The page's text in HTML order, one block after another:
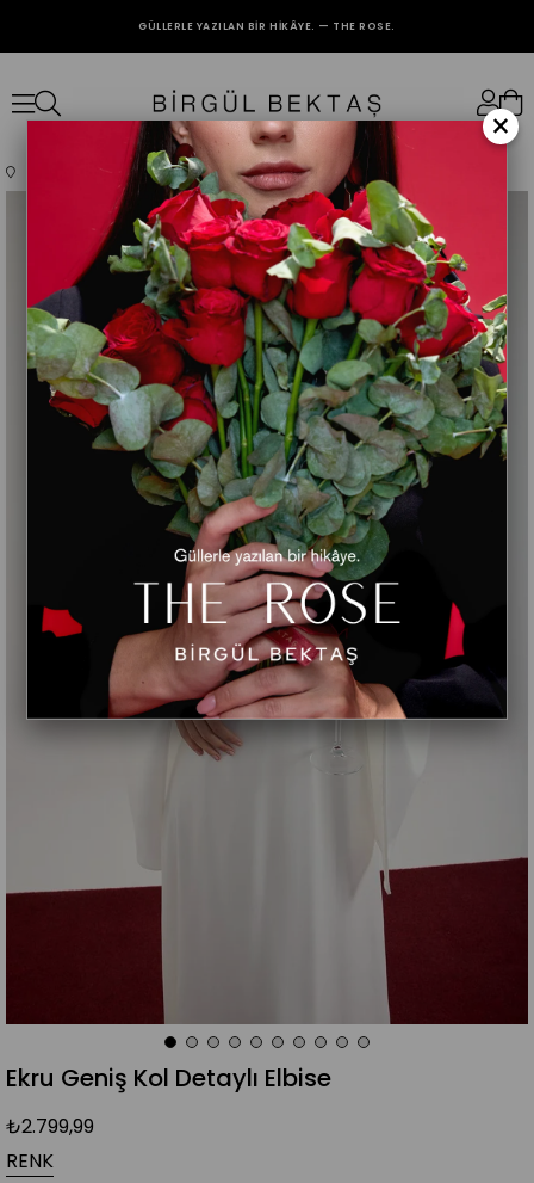
GÜLLERLE YAZILAN BIR HIKÂYE. — THE ROSE.
Giyim Üst Giyim Abiye Ekru Geniş Kol Detaylı Elbise
Ekru Geniş Kol Detaylı Elbise
₺2.799,99
RENK
×